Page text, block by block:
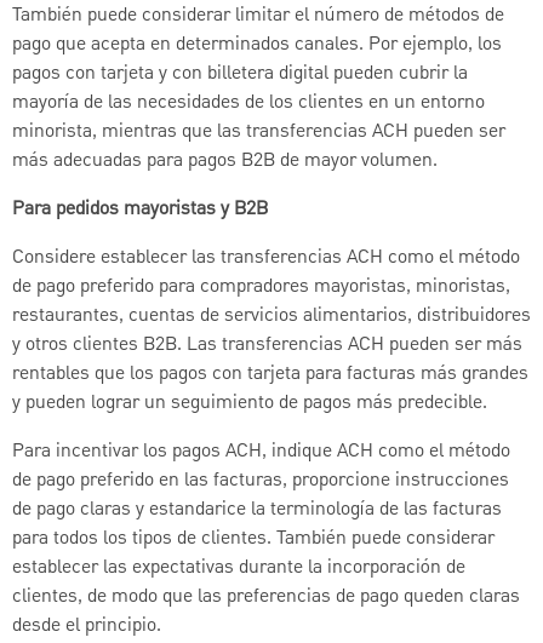
También puede considerar limitar el número de métodos de
pago que acepta en determinados canales. Por ejemplo, los
pagos con tarjeta y con billetera digital pueden cubrir la
mayoría de las necesidades de los clientes en un entorno
minorista, mientras que las transferencias ACH pueden ser
más adecuadas para pagos B2B de mayor volumen.
Para pedidos mayoristas y B2B
Considere establecer las transferencias ACH como el método
de pago preferido para compradores mayoristas, minoristas,
restaurantes, cuentas de servicios alimentarios, distribuidores
y otros clientes B2B. Las transferencias ACH pueden ser más
rentables que los pagos con tarjeta para facturas más grandes
y pueden lograr un seguimiento de pagos más predecible.
Para incentivar los pagos ACH, indique ACH como el método
de pago preferido en las facturas, proporcione instrucciones
de pago claras y estandarice la terminología de las facturas
para todos los tipos de clientes. También puede considerar
establecer las expectativas durante la incorporación de
clientes, de modo que las preferencias de pago queden claras
desde el principio.